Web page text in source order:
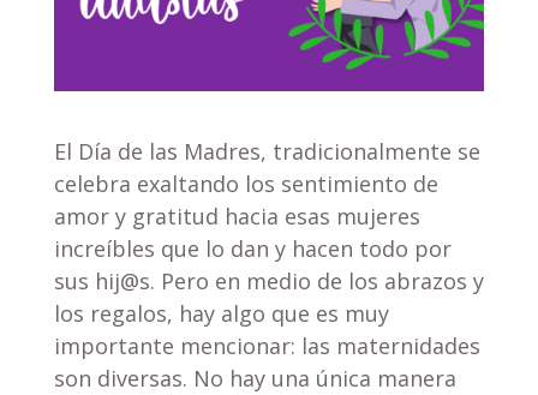
El Día de las Madres, tradicionalmente se
celebra exaltando los sentimiento de
amor y gratitud hacia esas mujeres
increíbles que lo dan y hacen todo por
sus hij@s. Pero en medio de los abrazos y
los regalos, hay algo que es muy
importante mencionar: las maternidades
son diversas. No hay una única manera